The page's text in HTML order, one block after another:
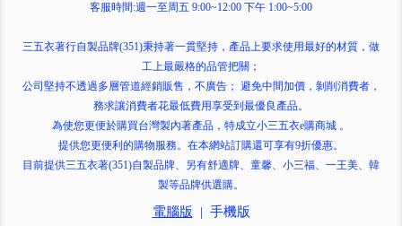
客服時間:週一至周五 9:00~12:00 下午 1:00~5:00
三五衣著行自製品牌(351)秉持著一貫堅持，產品上要求使用最好的材質，做
工上最嚴格的品管把關；
公司堅持不透過多層管道經銷販售，不廣告； 避免中間加價，剝削消費者，
務求讓消費者花最低費用享受到最優良產品。
為使您更便於購買台灣製內著產品，特成立小三五衣e購商城 。
提供您更便利的購物服務。在本網站訂購還可享有9折優惠。
目前提供三五衣著(351)自製品牌、另有舒適牌、童馨、小三福、一王美、韓
製等品牌供選購。
電腦版 | 手機版